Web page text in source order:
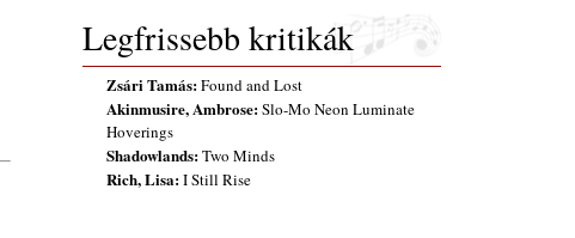
Beat in Space
Music à la
Dedications
Legfrissebb kritikák
Zsári Tamás:Found and Lost
Akinmusire, Ambrose:Slo-Mo Neon Luminate
Hoverings
Shadowlands:Two Minds
Rich, Lisa:I Still Rise